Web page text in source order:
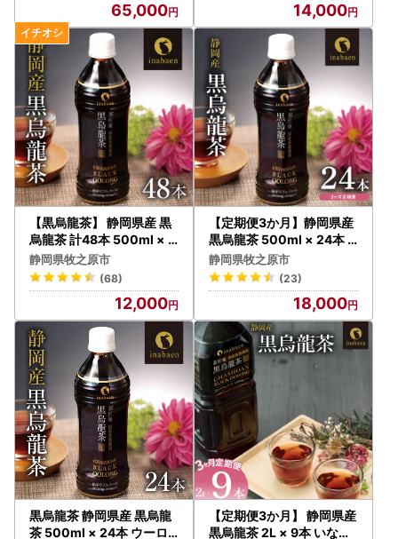
65,000 14,000
【黒烏龍茶】 静岡県産 黒
烏龍茶 計48本 500ml × 2
4本 2ケース いなば園
静岡県牧之原市
(68)
12,000
【定期便3か月】静岡県産
黒烏龍茶 500ml × 24本
いなば園 黒烏龍茶
静岡県牧之原市
(23)
18,000
黒烏龍茶 静岡県産 黒烏龍
茶 500ml × 24本 ウーロ
【定期便3か月】 静岡県産
黒烏龍茶 2L × 9本 いなば